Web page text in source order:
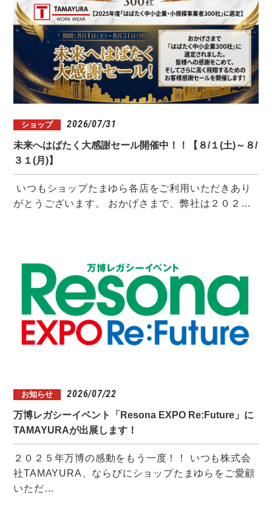
ショップ 2026/07/31
未来へはばたく大感謝セール開催中！！【８/１(土)～８/
３１(月)】
いつもショップたまゆら各店をご利用いただきあり
がとうございます。 おかげさまで、弊社は２０２…
お知らせ 2026/07/22
万博レガシーイベント「Resona EXPO Re:Future」に
TAMAYURAが出展します！
２０２５年万博の感動をもう一度！！ いつも株式会
社TAMAYURA、ならびにショップたまゆらをご愛顧
いただ…